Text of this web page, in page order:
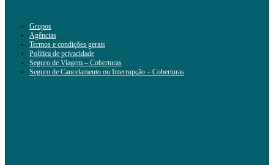
Grupos
Agências
Termos e condições gerais
Política de privacidade
Seguro de Viagem – Coberturas
Seguro de Cancelamento ou Interrupção – Coberturas